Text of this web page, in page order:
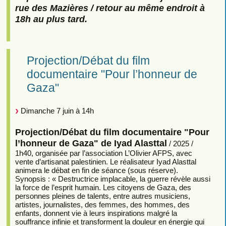
rue des Mazières / retour au même endroit à
18h au plus tard.
Projection/Débat du film
documentaire "Pour l’honneur de
Gaza"
Dimanche 7 juin à 14h
Projection/Débat du film documentaire "Pour
l’honneur de Gaza" de Iyad Alasttal / 2025 /
1h40, organisée par l’association L’Olivier AFPS, avec
vente d’artisanat palestinien. Le réalisateur Iyad Alasttal
animera le débat en fin de séance (sous réserve).
Synopsis : « Destructrice implacable, la guerre révèle aussi
la force de l’esprit humain. Les citoyens de Gaza, des
personnes pleines de talents, entre autres musiciens,
artistes, journalistes, des femmes, des hommes, des
enfants, donnent vie à leurs inspirations malgré la
souffrance infinie et transforment la douleur en énergie qui